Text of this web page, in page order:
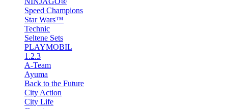
Speed Champions
Star Wars™
Technic
Seltene Sets
PLAYMOBIL
1.2.3
A-Team
Ayuma
Back to the Future
City Action
City Life